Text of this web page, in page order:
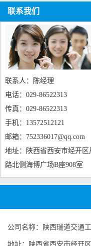
联系我们
联系人：陈经理
电话：029-86522313
传真：029-86522313
手机：13572512121
邮箱：752336017@qq.com
地址：陕西省西安市经开区
路北侧海博广场B座908室
公司名称：陕西瑞道交通
地址：陕西省西安市经开